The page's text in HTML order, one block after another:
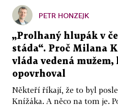
PETR HONZEJK
„Prolhaný hlupák v
stáda“. Proč Milana
vláda vedená
opovrhoval
Někteří říkají, že to byl
Knížáka. A něco na tom je.